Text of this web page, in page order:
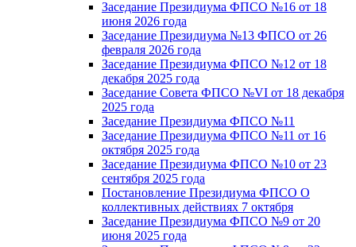
Заседание Президиума ФПСО №16 от 18
июня 2026 года
Заседание Президиума №13 ФПСО от 26
февраля 2026 года
Заседание Президиума ФПСО №12 от 18
декабря 2025 года
Заседание Совета ФПСО №VI от 18 декабря
2025 года
Заседание Президиума ФПСО №11
Заседание Президиума ФПСО №11 от 16
октября 2025 года
Заседание Президиума ФПСО №10 от 23
сентября 2025 года
Постановление Президиума ФПСО О
коллективных действиях 7 октября
Заседание Президиума ФПСО №9 от 20
июня 2025 года